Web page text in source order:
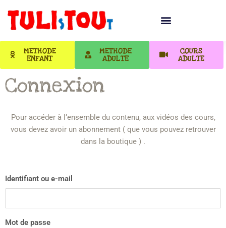
METHODE
ENFANT
METHODE
ADULTE
COURS
ADULTE
Connexion
Pour accéder à l’ensemble du contenu, aux vidéos des cours,
vous devez avoir un abonnement ( que vous pouvez retrouver
dans la boutique ) .
Identifiant ou e-mail
Mot de passe